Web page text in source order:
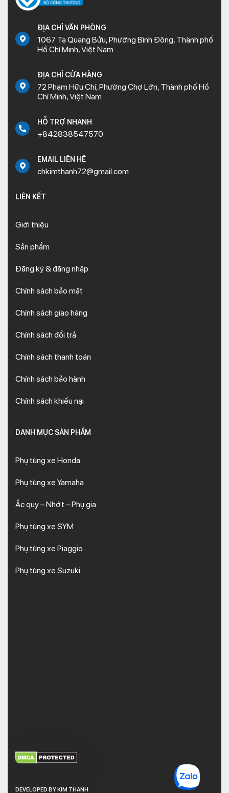
ĐỊA CHỈ VĂN PHÒNG
1067 Tạ Quang Bửu, Phường Bình Đông, Thành phố
Hồ Chí Minh, Việt Nam
ĐỊA CHỈ CỬA HÀNG
72 Phạm Hữu Chí, Phường Chợ Lớn, Thành phố Hồ
Chí Minh, Việt Nam
HỖ TRỢ NHANH
+842838547570
EMAIL LIÊN HỆ
chkimthanh72@gmail.com
LIÊN KẾT
Giới thiệu
Sản phẩm
Đăng ký & đăng nhập
Chính sách bảo mật
Chính sách giao hàng
Chính sách đổi trả
Chính sách thanh toán
Chính sách bảo hành
Chính sách khiếu nại
DANH MỤC SẢN PHẨM
Phụ tùng xe Honda
Phụ tùng xe Yamaha
Ắc quy – Nhớt – Phụ gia
Phụ tùng xe SYM
Phụ tùng xe Piaggio
Phụ tùng xe Suzuki
DEVELOPED BY KIM THANH
XEM THÊM